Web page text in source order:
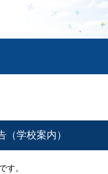
（学校案内）
す。